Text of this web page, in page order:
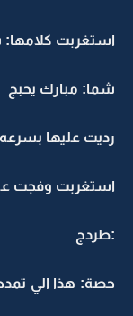
استغربت
شما: مبارك يحبج
رديت عليها
استغربت وفجت
:طردج
حصة: هذا الي